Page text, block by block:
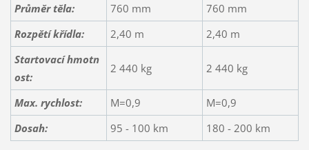
Průměr těla:
760 mm
760 mm
Rozpětí křídla:
2,40 m
2,40 m
Startovací hmotn
ost:
2 440 kg 2 440 kg
Max. rychlost: M=0,9
M=0,9
Dosah:
95 - 100 km 180 - 200 km